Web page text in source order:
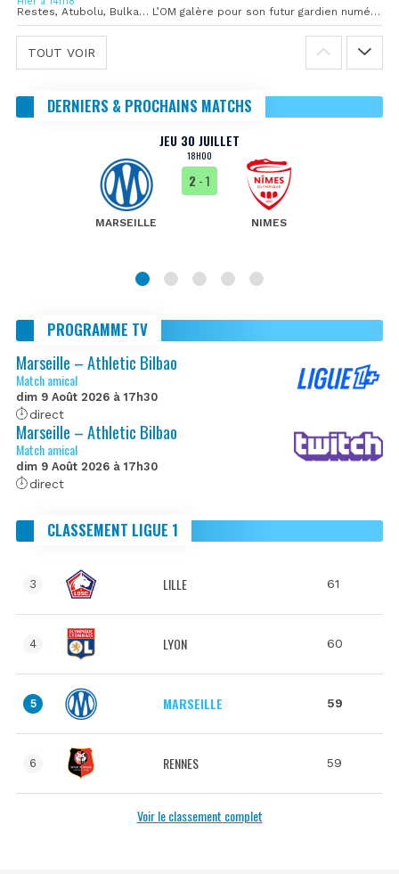
Restes, Atubolu, Bulka… L’OM galère pour son futur gardien numéro 1
TOUT VOIR
DERNIERS & PROCHAINS MATCHS
JEU 30 JUILLET
18H00
MARSEILLE
2 - 1
NIMES
PROGRAMME TV
Marseille – Athletic Bilbao
Match amical
dim 9 Août 2026 à 17h30
direct
Marseille – Athletic Bilbao
Match amical
dim 9 Août 2026 à 17h30
direct
CLASSEMENT LIGUE 1
3 LILLE 61
4 LYON 60
5 MARSEILLE 59
6 RENNES 59
Voir le classement complet